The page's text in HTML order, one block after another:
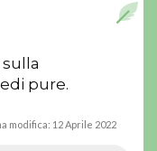
pure.
modifica: 12 Aprile 2022